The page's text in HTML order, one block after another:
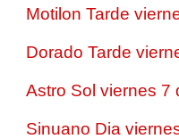
Motilon Tarde
Dorado Tarde
Astro Sol viernes 7
Sinuano Dia